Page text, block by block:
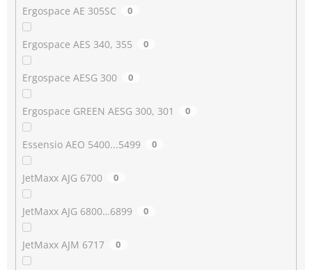
Ergospace AE 305SC 0
Ergospace AES 340, 355 0
Ergospace AESG 300 0
Ergospace GREEN AESG 300, 301 0
Essensio AEO 5400...5499 0
JetMaxx AJG 6700 0
JetMaxx AJG 6800…6899 0
JetMaxx AJM 6717 0